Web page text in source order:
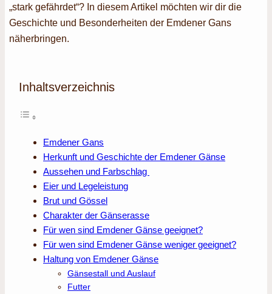
„stark gefährdet“? In diesem Artikel möchten wir dir die
Geschichte und Besonderheiten der Emdener Gans
näherbringen.
Inhaltsverzeichnis
Emdener Gans
Herkunft und Geschichte der Emdener Gänse
Aussehen und Farbschlag
Eier und Legeleistung
Brut und Gössel
Charakter der Gänserasse
Für wen sind Emdener Gänse geeignet?
Für wen sind Emdener Gänse weniger geeignet?
Haltung von Emdener Gänse
Gänsestall und Auslauf
Futter